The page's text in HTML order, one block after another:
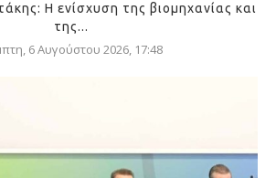
Η ενίσχυση της βιομηχανίας και
της...
6 Αυγούστου 2026, 17:48